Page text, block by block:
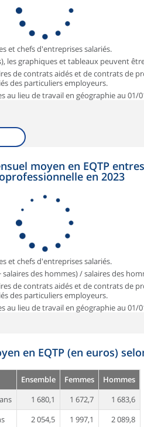
et chefs d'entreprises salariés.
les graphiques et tableaux peuvent
de contrats aidés et de contrats de
des particuliers employeurs.
au lieu de travail en géographie au 01/
moyen en EQTP
en 2023
et chefs d'entreprises salariés.
des hommes) / salaires des
de contrats aidés et de contrats de
des particuliers employeurs.
au lieu de travail en géographie au 01/
en EQTP (en euros)
Ensemble Femmes
Hommes
1 680,1 1 672,7
1 683,6
2 054,5 1 997,1
2 089,8